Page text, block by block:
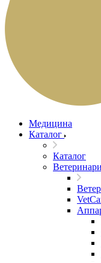
Медицина
Каталог
Каталог